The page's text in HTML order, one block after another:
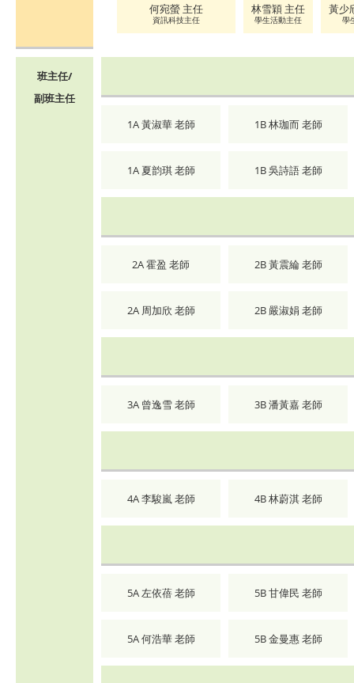
何宛螢 主任
資訊科技主任
林雪穎 主任
學生活動主任
黃少
學
班主任/
副班主任
1A 黃淑華 老師
1B 林珈而 老師
1A 夏韵琪 老師 1B 吳詩語 老師
2A 霍盈 老師 2B 黃震綸 老師
2A 周加欣 老師 2B 嚴淑娟 老師
3A 曾逸雪 老師 3B 潘黃嘉 老師
4A 李駿嵐 老師 4B 林蔚淇 老師
5A 左依蓓 老師 5B 甘偉民 老師
5A 何浩華 老師 5B 金曼惠 老師